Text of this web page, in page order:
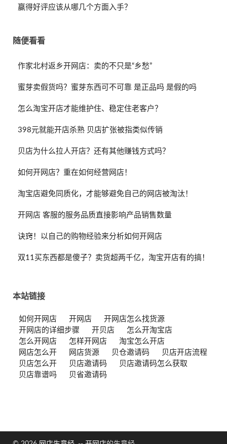
赢得好评应该从哪几个方面入手？
随便看看
作家北村返乡开网店：卖的不只是“乡愁”
蜜芽卖假货吗？蜜芽东西可不可靠 是正品吗 是假的吗
怎么淘宝开店才能维护住、稳定住老客户？
398元就能开店杀熟 贝店扩张被指类似传销
贝店为什么拉人开店？还有其他赚钱方式吗？
如何开网店？重在如何经营网店！
淘宝店避免同质化，才能够避免自己的网店被淘汰！
开网店 客服的服务品质直接影响产品销售数量
诀窍！以自己的购物经验来分析如何开网店
双11买东西都是傻子？卖货超两千亿，淘宝开店有的搞！
本站链接
如何开网店 开网店
开网店怎么找货源
开网店的详细步骤
开贝店
怎么开淘宝店
怎么开网店
怎样开网店
淘宝怎么开店
网店怎么开
网店货源 贝仓邀请码
贝店开店流程
贝店怎么开
贝店邀请码
贝店邀请码怎么获取
贝店靠谱吗
贝省邀请码